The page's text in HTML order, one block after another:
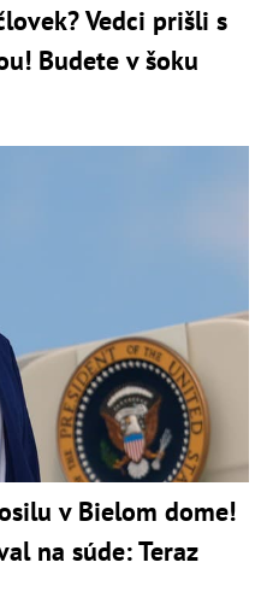
Vedci prišli s
Budete v šoku
v Bielom dome!
na súde: Teraz